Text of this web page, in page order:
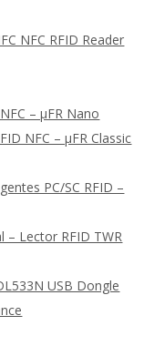
NFC RFID Reader
– μFR Nano
NFC – μFR Classic
PC/SC RFID –
Lector RFID TWR
USB Dongle